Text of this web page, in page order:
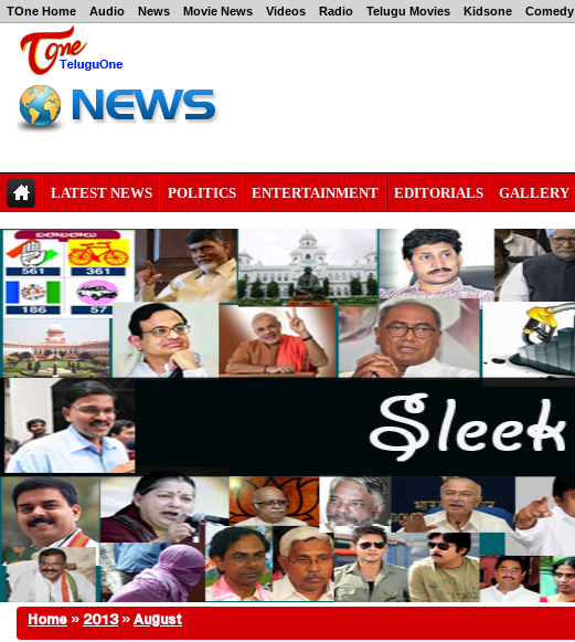
TOne Home Audio News Movie News Videos Radio Telugu Movies Kidsone Comedy
LATEST NEWS POLITICS ENTERTAINMENT EDITORIALS GALLERY
Home»2013»August